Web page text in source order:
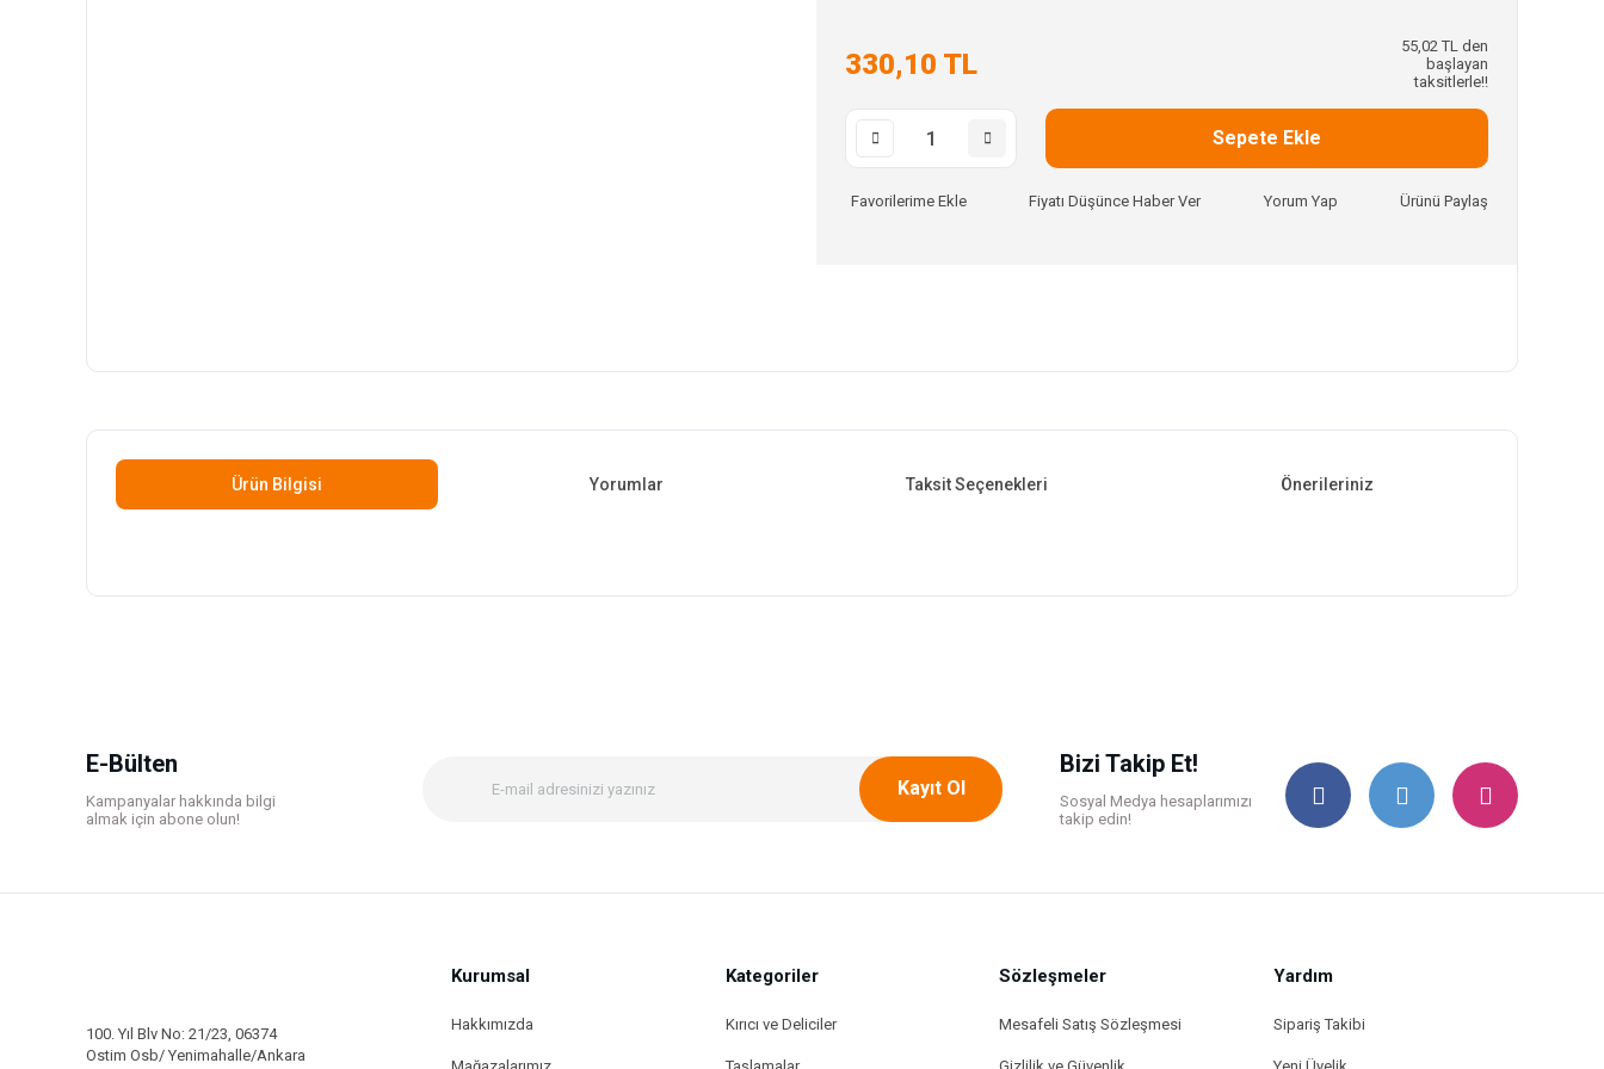
330,10 TL
55,02 TL den
başlayan
taksitlerle!!
Sepete Ekle
Fiyatı Düşünce Haber Ver Yorum Yap Ürünü Paylaş
Ürün Bilgisi Yorumlar Taksit Seçenekleri Önerileriniz
Bu ürünün fiyat bilgisi, resim, ürün açıklamalarında ve diğer konularda yetersiz gördüğünüz noktaları öneri formunu kullanarak tarafımıza iletebilirsiniz.
Bu ürüne benzer farklı alternatifler olmalı.
Gönder
E-Bülten
Kampanyalar hakkında bilgi
almak için abone olun!
Kayıt Ol
Bizi Takip Et!
Sosyal Medya hesaplarımızı
takip edin!
100. Yıl Blv No: 21/23, 06374
Ostim Osb/ Yenimahalle/Ankara
Kurumsal
Hakkımızda
Kategoriler
Kırıcı ve Deliciler
Sözleşmeler
Mesafeli Satış Sözleşmesi
Yardım
Sipariş Takibi